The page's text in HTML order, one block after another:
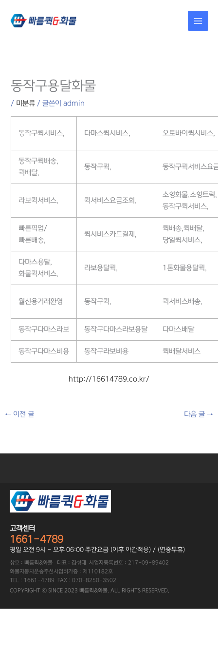
건너뛰기
동작구용달화물
/ 미분류 / 글쓴이admin
동작구퀵서비스, 다마스퀵서비스, 오토바이퀵서비스,
동작구퀵배송,
퀵배달,
동작구퀵, 동작구퀵서비스요
라보퀵서비스, 퀵서비스요금조회,
소형화물,소형트럭,
동작구퀵서비스,
빠른픽업/
빠른배송,
퀵서비스카드결제,
퀵배송,퀵배달,
당일퀵서비스,
다마스용달,
화물퀵서비스,
라보용달퀵, 1톤화물용달퀵,
월신용거래환영 동작구퀵, 퀵서비스배송,
동작구다마스라보 동작구다마스라보용달 다마스배달
동작구다마스비용 동작구라보비용 퀵배달서비스
http://16614789.co.kr/
←이전 글 다음 글→
고객센터
1661-4789
평일 오전 9시 - 오후 06:00 주간요금 (이후 야간적용) / (연중무휴)
상호 : 빠름퀵&화물 대표 : 김성태 사업자등록번호 : 217-09-89402
화물자동차운송주선사업허가증 : 제110182호
TEL : 1661-4789 FAX : 070-8250-3502
COPYRIGHT ⓒ SINCE 2023 빠름퀵&화물. ALL RIGHTS RESERVED.